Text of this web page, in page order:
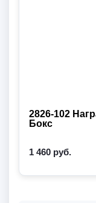
2826-102
Бокс
1 460 руб.